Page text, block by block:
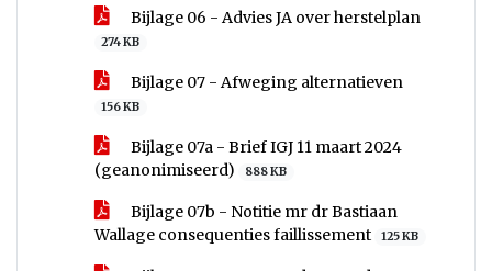
Bijlage 06 - Advies JA over herstelplan
274 KB
Bijlage 07 - Afweging alternatieven
156 KB
Bijlage 07a - Brief IGJ 11 maart 2024
(geanonimiseerd)
888 KB
Bijlage 07b - Notitie mr dr Bastiaan
Wallage consequenties faillissement
125 KB